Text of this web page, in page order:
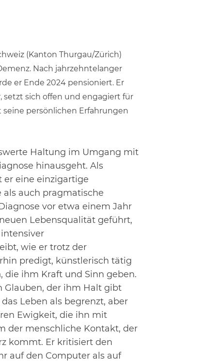
(KantonThurgau/Zürich)
Nach jahrzehntelanger
er Ende 2024 pensioniert. Er
setzt sich offen und engagiertfür
persönlichen Erfahrungen
Haltung im Umgang mit
hinausgeht. Als
er eine einzigartige
als auch pragmatische
vor etwa einem Jahr
neuen Lebensqualität geführt,
wie er trotz der
predigt, künstlerisch tätig
die ihm Kraft und Sinn geben.
Glauben, der ihm Halt gibt
Leben als begrenzt, aber
Ewigkeit, die ihn mit
der menschliche Kontakt, der
kommt. Er kritisiert den
auf den Computer als auf